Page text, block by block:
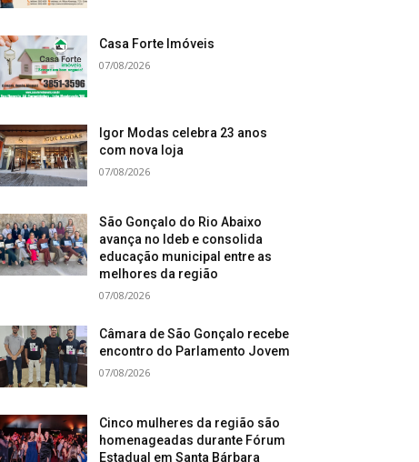
Casa Forte Imóveis
07/08/2026
Igor Modas celebra 23 anos
com nova loja
07/08/2026
São Gonçalo do Rio Abaixo
avança no Ideb e consolida
educação municipal entre as
melhores da região
07/08/2026
Câmara de São Gonçalo recebe
encontro do Parlamento Jovem
07/08/2026
Cinco mulheres da região são
homenageadas durante Fórum
Estadual em Santa Bárbara